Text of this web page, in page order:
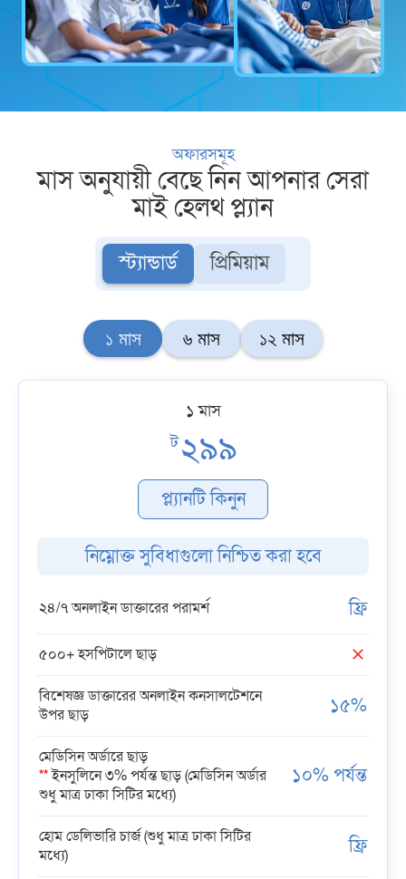
অফারসমূহ
মাস অনুযায়ী বেছে নিন আপনার সেরা
মাই হেলথ প্ল্যান
স্ট্যান্ডার্ড প্রিমিয়াম
১ মাস ৬ মাস ১২ মাস
১ মাস
ট২৯৯
প্ল্যানটি কিনুন
নিম্নোক্ত সুবিধাগুলো নিশ্চিত করা হবে
২৪/৭ অনলাইন ডাক্তারের পরামর্শ ফ্রি
৫০০+ হসপিটালে ছাড়
বিশেষজ্ঞ ডাক্তারের অনলাইন কনসালটেশনে
উপর ছাড়
১৫%
মেডিসিন অর্ডারে ছাড়
**ইনসুলিনে ৩% পর্যন্ত ছাড় (মেডিসিন অর্ডার
শুধু মাত্র ঢাকা সিটির মধ্যে)
১০% পর্যন্ত
হোম ডেলিভারি চার্জ (শুধু মাত্র ঢাকা সিটির
মধ্যে)
ফ্রি